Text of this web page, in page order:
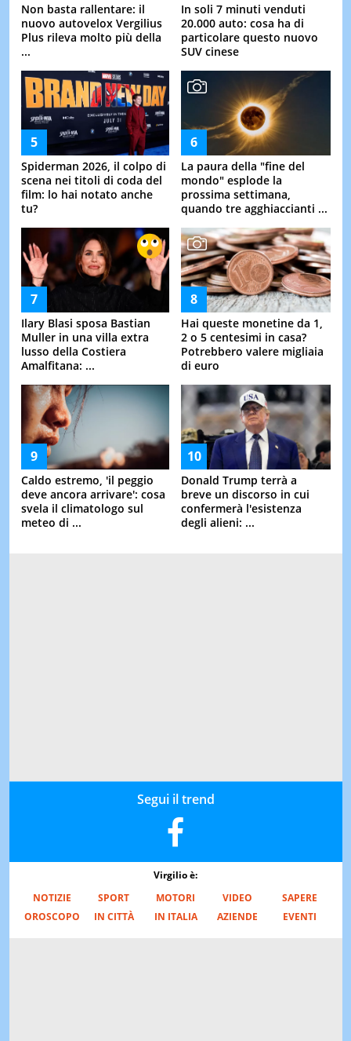
Non basta rallentare: il
nuovo autovelox Vergilius
Plus rileva molto più della
...
In soli 7 minuti venduti
20.000 auto: cosa ha di
particolare questo nuovo
SUV cinese
Spiderman 2026, il colpo di
scena nei titoli di coda del
film: lo hai notato anche
tu?
La paura della "fine del
mondo" esplode la
prossima settimana,
quando tre agghiaccianti ...
Ilary Blasi sposa Bastian
Muller in una villa extra
lusso della Costiera
Amalfitana: ...
Hai queste monetine da 1,
2 o 5 centesimi in casa?
Potrebbero valere migliaia
di euro
Caldo estremo, 'il peggio
deve ancora arrivare': cosa
svela il climatologo sul
meteo di ...
Donald Trump terrà a
breve un discorso in cui
confermerà l'esistenza
degli alieni: ...
Segui il trend
Virgilio è:
NOTIZIE
SPORT MOTORI VIDEO
SAPERE
OROSCOPO
IN CITTÀ IN ITALIA AZIENDE EVENTI